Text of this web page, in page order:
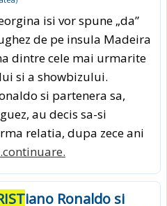
isi vor spune „da”
de pe insula Madeira
dintre cele mai urmarite
si a showbizului.
si partenera sa,
au decis sa-si
relatia, dupa zece ani
iano Ronaldo si